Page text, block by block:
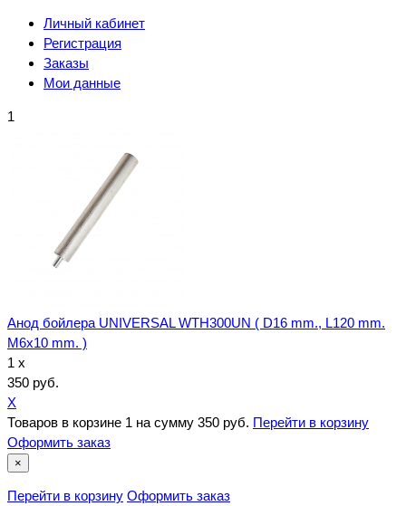
Личный кабинет
Регистрация
Заказы
Мои данные
1
Анод бойлера UNIVERSAL WTH300UN ( D16 mm., L120 mm.
M6x10 mm. )
1 x
350 руб.
X
Товаров в корзине 1 на сумму 350 руб. Перейти в корзину
Оформить заказ
×
Перейти в корзину Оформить заказ